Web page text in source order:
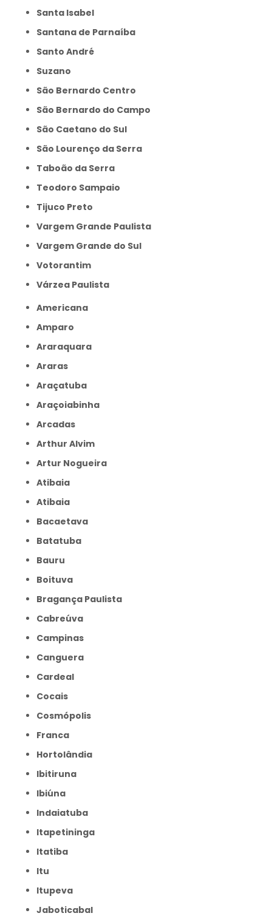
Santa Isabel
Santana de Parnaíba
Santo André
Suzano
São Bernardo Centro
São Bernardo do Campo
São Caetano do Sul
São Lourenço da Serra
Taboão da Serra
Teodoro Sampaio
Tijuco Preto
Vargem Grande Paulista
Vargem Grande do Sul
Votorantim
Várzea Paulista
Americana
Amparo
Araraquara
Araras
Araçatuba
Araçoiabinha
Arcadas
Arthur Alvim
Artur Nogueira
Atibaia
Atibaia
Bacaetava
Batatuba
Bauru
Boituva
Bragança Paulista
Cabreúva
Campinas
Canguera
Cardeal
Cocais
Cosmópolis
Franca
Hortolândia
Ibitiruna
Ibiúna
Indaiatuba
Itapetininga
Itatiba
Itu
Itupeva
Jaboticabal